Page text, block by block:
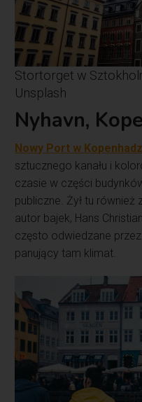
Stortorget w
Unsplash
Nyhavn,
Nowy Port w
sztucznego kanału i
czasie w części
publiczne. Żył tu również
autor bajek, Hans
często odwiedzane
panujący tam klimat.